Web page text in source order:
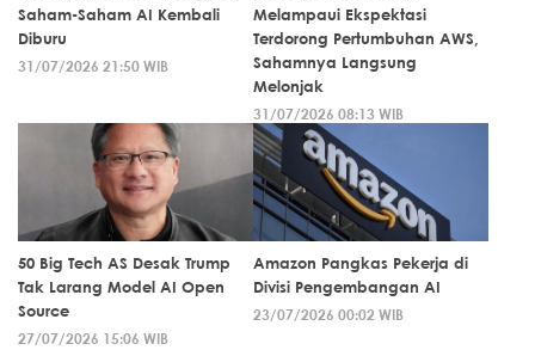
Saham-Saham AI Kembali
Diburu
31/07/2026 21:50 WIB
Melampaui Ekspektasi
Terdorong Pertumbuhan AWS,
Sahamnya Langsung
Melonjak
31/07/2026 08:13 WIB
50 Big Tech AS Desak Trump
Tak Larang Model AI Open
Source
27/07/2026 15:06 WIB
Amazon Pangkas Pekerja di
Divisi Pengembangan AI
23/07/2026 00:02 WIB